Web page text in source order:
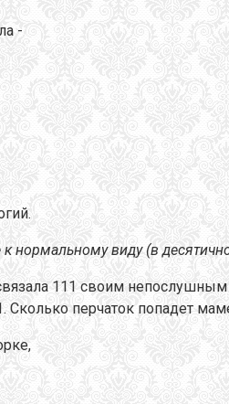
-
нормальному виду (в
111 своим непослушным
Сколько перчаток попадет